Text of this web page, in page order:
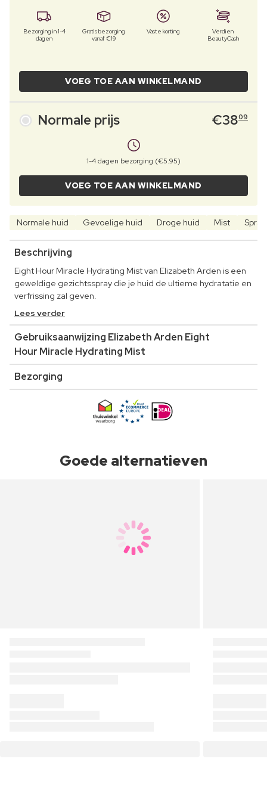
Bezorging in 1-4
dagen
Gratis bezorging
vanaf €19
Vaste korting
Verdien
BeautyCash
VOEG TOE AAN WINKELMAND
Normale prijs €3809
1-4 dagen bezorging (€5.95)
VOEG TOE AAN WINKELMAND
Normale huid Gevoelige huid Droge huid Mist Spray
Beschrijving
Eight Hour Miracle Hydrating Mist van Elizabeth Arden is een
geweldige gezichtsspray die je huid de ultieme hydratatie en
verfrissing zal geven.
Lees verder
Gebruiksaanwijzing Elizabeth Arden Eight
Hour Miracle Hydrating Mist
Bezorging
Goede alternatieven